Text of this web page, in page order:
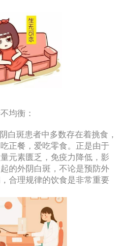
均衡：
斑患者中多数存在着挑食，
正餐，爱吃零食。正是由于
元素匮乏，免疫力降低，影
的外阴白斑，不论是预防外
合理规律的饮食是非常重要